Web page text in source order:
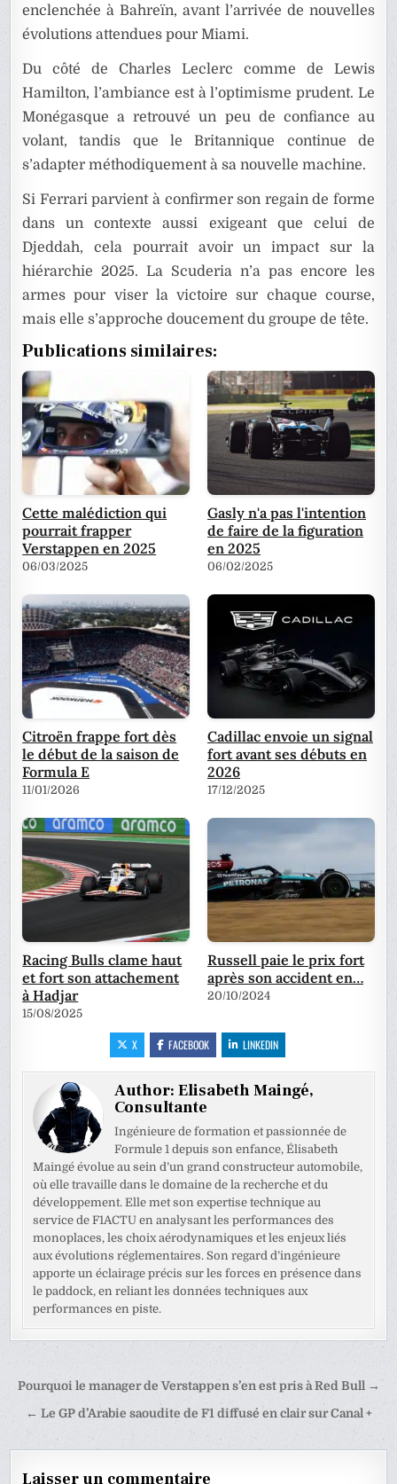
enclenchée à Bahreïn, avant l’arrivée de nouvelles
évolutions attendues pour Miami.
Du côté de Charles Leclerc comme de Lewis
Hamilton, l’ambiance est à l’optimisme prudent. Le
Monégasque a retrouvé un peu de confiance au
volant, tandis que le Britannique continue de
s’adapter méthodiquement à sa nouvelle machine.
Si Ferrari parvient à confirmer son regain de forme
dans un contexte aussi exigeant que celui de
Djeddah, cela pourrait avoir un impact sur la
hiérarchie 2025. La Scuderia n’a pas encore les
armes pour viser la victoire sur chaque course,
mais elle s’approche doucement du groupe de tête.
Publications similaires:
Cette malédiction qui
pourrait frapper
Verstappen en 2025
06/03/2025
Gasly n'a pas l'intention
de faire de la figuration
en 2025
06/02/2025
Citroën frappe fort dès
le début de la saison de
Formula E
11/01/2026
Cadillac envoie un signal
fort avant ses débuts en
2026
17/12/2025
Racing Bulls clame haut
et fort son attachement
à Hadjar
15/08/2025
Russell paie le prix fort
après son accident en…
20/10/2024
X FACEBOOK LINKEDIN
Author:Elisabeth Maingé,
Consultante
Ingénieure de formation et passionnée de
Formule 1 depuis son enfance, Élisabeth
Maingé évolue au sein d’un grand constructeur automobile,
où elle travaille dans le domaine de la recherche et du
développement. Elle met son expertise technique au
service de F1ACTU en analysant les performances des
monoplaces, les choix aérodynamiques et les enjeux liés
aux évolutions réglementaires. Son regard d’ingénieure
apporte un éclairage précis sur les forces en présence dans
le paddock, en reliant les données techniques aux
performances en piste.
Navigation
de
Pourquoi le manager de Verstappen s’en est pris à Red Bull →
← Le GP d’Arabie saoudite de F1 diffusé en clair sur Canal +
Laisser un commentaire